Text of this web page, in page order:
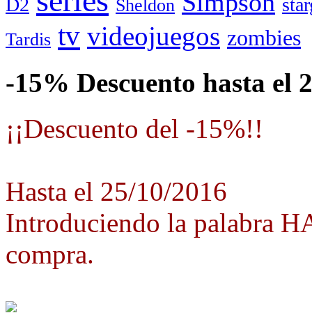
Sheldon
Tardis tv videojuegos zombies
-15% Descuento hasta el
¡¡Descuento del -15%!!
Hasta el 25/10/2016
Introduciendo la palabra
compra.